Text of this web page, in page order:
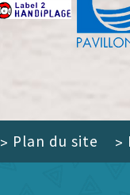
> Plan du site >